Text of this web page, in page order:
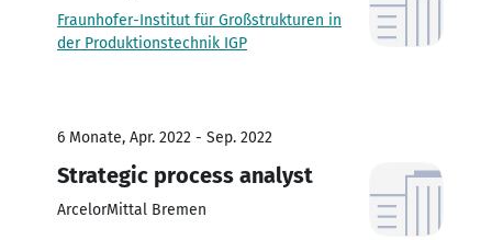
Fraunhofer-Institut für Großstrukturen in
der Produktionstechnik IGP
6 Monate, Apr. 2022 - Sep. 2022
Strategic process analyst
ArcelorMittal Bremen